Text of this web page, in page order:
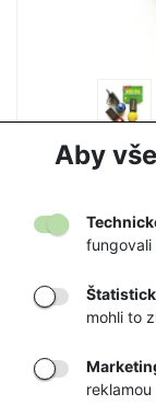
Aby
fungovali
mohli to
reklamou
TOVARU
VÁM